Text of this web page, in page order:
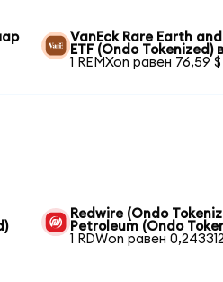
VanEck Rare Earth
ETF (Ondo
1 REMXon равен 76,59 $
Redwire (Ondo
Petroleum (Ondo
1 RDWon равен